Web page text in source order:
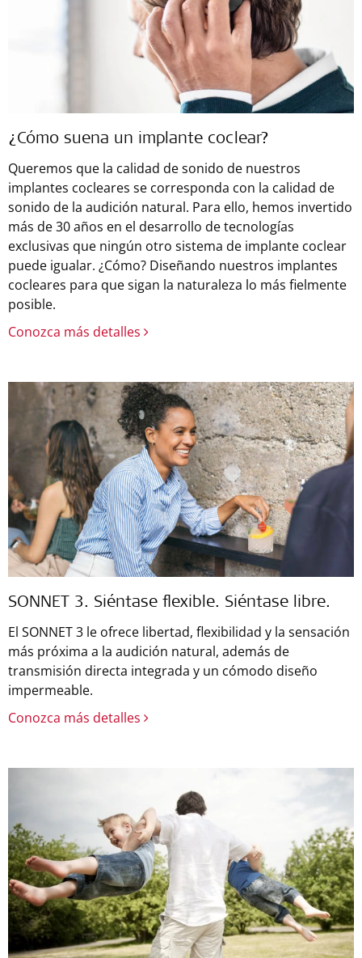
¿Cómo suena un implante coclear?
Queremos que la calidad de sonido de nuestros
implantes cocleares se corresponda con la calidad de
sonido de la audición natural. Para ello, hemos invertido
más de 30 años en el desarrollo de tecnologías
exclusivas que ningún otro sistema de implante coclear
puede igualar. ¿Cómo? Diseñando nuestros implantes
cocleares para que sigan la naturaleza lo más fielmente
posible.
Conozca más detalles
SONNET 3. Siéntase flexible. Siéntase libre.
El SONNET 3 le ofrece libertad, flexibilidad y la sensación
más próxima a la audición natural, además de
transmisión directa integrada y un cómodo diseño
impermeable.
Conozca más detalles